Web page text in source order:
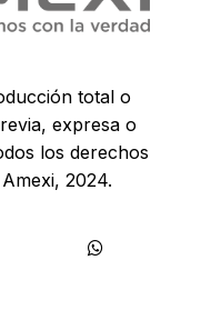
total o
expresa o
los derechos
2024.